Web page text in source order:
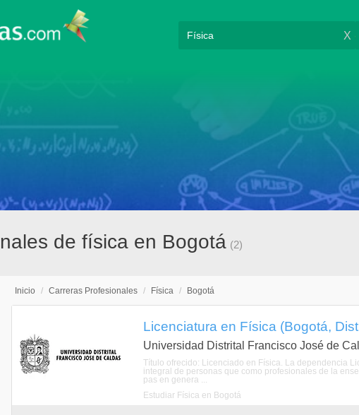
X
de física en Bogotá (2)
Inicio / Carreras Profesionales / Física / Bogotá
Licenciatura en Física (Bogotá,
Universidad Distrital Francisco José de
Título ofrecido: Licenciado en Física. La dependencia
integral de personas que como profesionales de la
pas en genera ...
Estudiar Física en Bogotá